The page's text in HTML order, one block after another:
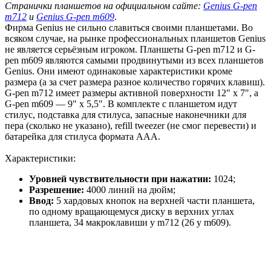
Странички планшетов на официальном сайте: Genius G-pen
m712 и Genius G-pen m609.
Фирма Genius не сильно славиться своими планшетами. Во
всяком случае, на рынке профессиональных планшетов Genius
не является серьёзным игроком. Планшеты G-pen m712 и G-
pen m609 являются самыми продвинутыми из всех планшетов
Genius. Они имеют одинаковые характеристики кроме
размера (а за счет размера разное количество горячих клавиш).
G-pen m712 имеет размеры активной поверхности 12" x 7", а
G-pen m609 — 9" x 5,5". В комплекте с планшетом идут
стилус, подставка для стилуса, запасные наконечники для
пера (сколько не указано), refill tweezer (не смог перевести) и
батарейка для стилуса формата AAA.
Характеристики:
Уровней чувствительности при нажатии: 1024;
Разрешение: 4000 линий на дюйм;
Ввод: 5 хардовых кнопок на верхней части планшета,
по одному вращающемуся диску в верхних углах
планшета, 34 макроклавиши у m712 (26 у m609).